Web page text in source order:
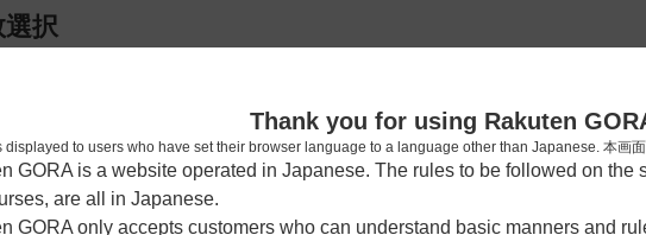
択
確認
せん。以下の理由が考えられます。
他の予約で埋まってしまった。
Thank you for using Rakuten
displayed to users who have set their browser language to a language other than Japanese. 本画
GORA is a website operated in Japanese. The rules to be followed on the
are all in Japanese.
GORA only accepts customers who can understand basic manners and